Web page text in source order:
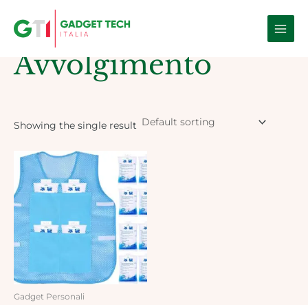
Main
Home / Products tagged “Avvolgimento”
Avvolgimento
Showing the single result
Gadget Personali